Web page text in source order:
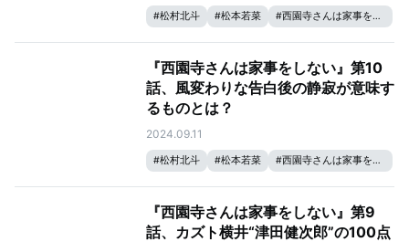
#松村北斗 #松本若菜 #西園寺さんは家事をしない
『西園寺さんは家事をしない』第10
話、風変わりな告白後の静寂が意味す
るものとは？
2024.09.11
#松村北斗 #松本若菜 #西園寺さんは家事をしない
『西園寺さんは家事をしない』第9
話、カズト横井“津田健次郎”の100点